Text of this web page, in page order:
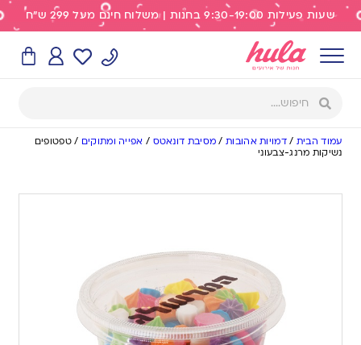
שעות פעילות 9:30-19:00 בחנות | משלוח חינם מעל 299 ש"ח
עמוד הבית /דמויות אהובות/ מסיבת דונאטס / אפייה ומתוקים /טפטופים
נשיקות מרנג-צבעוני